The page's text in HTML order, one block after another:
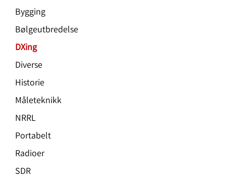
Bygging
Bølgeutbredelse
DXing
Diverse
Historie
Måleteknikk
NRRL
Portabelt
Radioer
SDR